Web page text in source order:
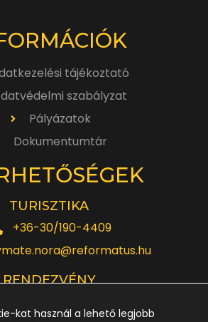
tájékoztató
szabályzat
Pályázatok
Dokumentumtár
TURISZTIKA
+36-30/190-4409
RENDEZVÉNY
kat használ a lehető legjobb